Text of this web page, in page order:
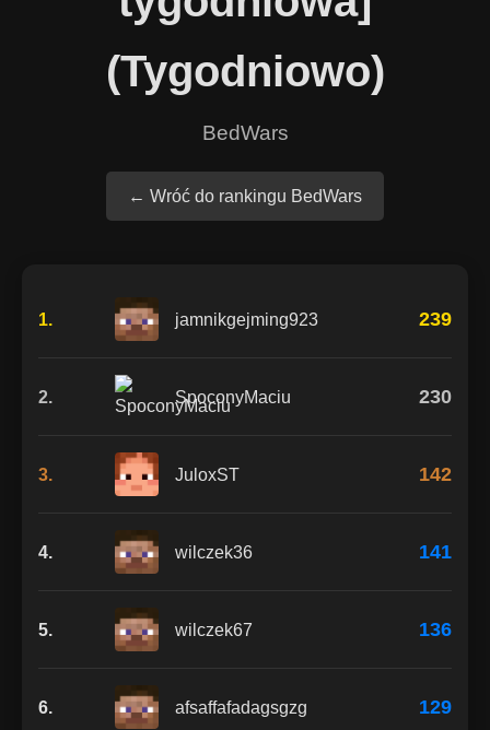
(Tygodniowo)
BedWars
← Wróć do rankingu BedWars
1. jamnikgejming923 239
2. SpoconyMaciu 230
3. JuloxST 142
4. wilczek36 141
5. wilczek67 136
6. afsaffafadagsgzg 129